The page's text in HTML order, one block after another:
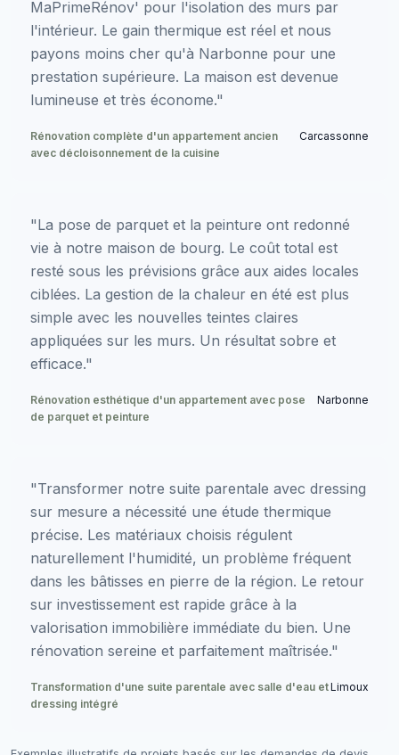
MaPrimeRénov' pour l'isolation des murs par
l'intérieur. Le gain thermique est réel et nous
payons moins cher qu'à Narbonne pour une
prestation supérieure. La maison est devenue
lumineuse et très économe."
Rénovation complète d'un appartement ancien
avec décloisonnement de la cuisine
Carcassonne
"La pose de parquet et la peinture ont redonné
vie à notre maison de bourg. Le coût total est
resté sous les prévisions grâce aux aides locales
ciblées. La gestion de la chaleur en été est plus
simple avec les nouvelles teintes claires
appliquées sur les murs. Un résultat sobre et
efficace."
Rénovation esthétique d'un appartement avec pose
de parquet et peinture
Narbonne
"Transformer notre suite parentale avec dressing
sur mesure a nécessité une étude thermique
précise. Les matériaux choisis régulent
naturellement l'humidité, un problème fréquent
dans les bâtisses en pierre de la région. Le retour
sur investissement est rapide grâce à la
valorisation immobilière immédiate du bien. Une
rénovation sereine et parfaitement maîtrisée."
Transformation d'une suite parentale avec salle d'eau et
dressing intégré
Limoux